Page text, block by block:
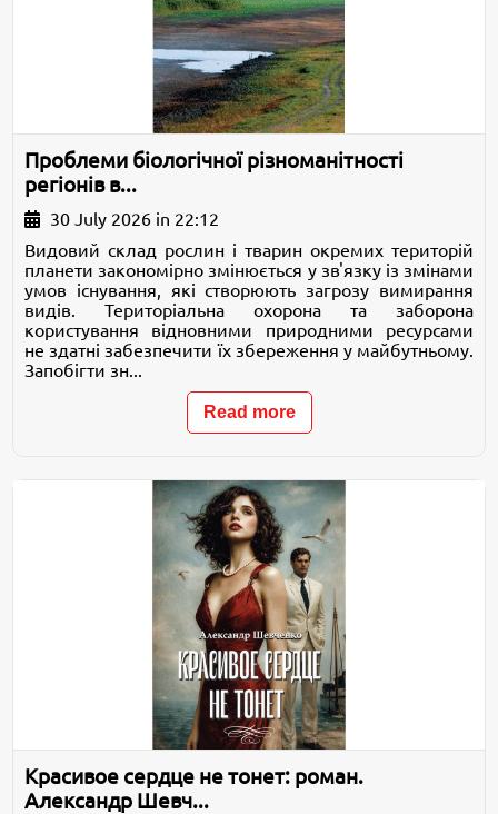
Проблеми біологічної різноманітності
регіонів в...
30 July 2026 in 22:12
Видовий склад рослин і тварин окремих територій
планети закономірно змінюється у зв'язку із змінами
умов існування, які створюють загрозу вимирання
видів. Територіальна охорона та заборона
користування відновними природними ресурсами
не здатні забезпечити їх збереження у майбутньому.
Запобігти зн...
Read more
Красивое сердце не тонет: роман.
Александр Шевч...